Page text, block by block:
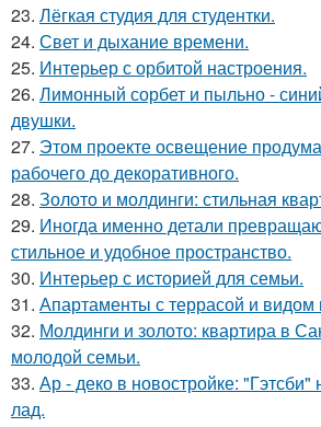
23. Лёгкая студия для студентки.
24. Свет и дыхание времени.
25. Интерьер с орбитой настроения.
26. Лимонный сорбет и пыльно -
двушки.
27. Этом проекте освещение
рабочего до декоративного.
28. Золото и молдинги: стильная
29. Иногда именно детали
стильное и удобное пространство.
30. Интерьер с историей для семьи.
31. Апартаменты с террасой и видом
32. Молдинги и золото: квартира в
молодой семьи.
33. Ар - деко в новостройке:
лад.